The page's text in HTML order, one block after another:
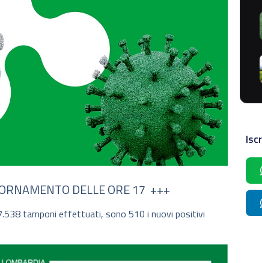
DELLE ORE 17 +++
tamponi effettuati, sono 510 i nuovi positivi